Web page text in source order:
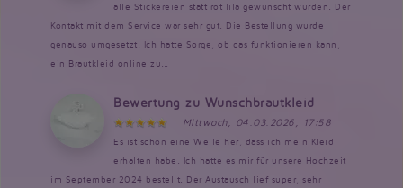
alle Stickereien statt rot lila gewünscht wurden. Der
Kontakt mit dem Service war sehr gut. Die Bestellung wurde
genauso umgesetzt. Ich hatte Sorge, ob das funktionieren kann,
ein Brautkleid online zu...
Bewertung zu Wunschbrautkleid
Mittwoch, 04.03.2026, 17:58
Es ist schon eine Weile her, dass ich mein Kleid
erhalten habe. Ich hatte es mir für unsere Hochzeit
im September 2024 bestellt. Der Austausch lief super, sehr